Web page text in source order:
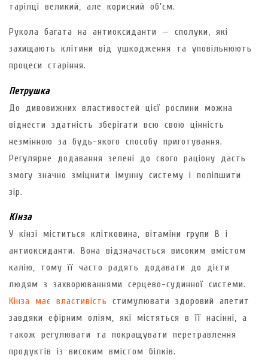
тарілці великий, але корисний об’єм.
Рукола багата на антиоксиданти — сполуки, які
захищають клітини від ушкодження та уповільнюють
процеси старіння.
Петрушка
До дивовижних властивостей цієї рослини можна
віднести здатність зберігати всю свою цінність
незмінною за будь-якого способу приготування.
Регулярне додавання зелені до свого раціону дасть
змогу значно зміцнити імунну систему і поліпшити
зір.
Кінза
У кінзі міститься клітковина, вітаміни групи B і
антиоксиданти. Вона відзначається високим вмістом
калію, тому її часто радять додавати до дієти
людям з захворюваннями серцево-судинної системи.
Кінза має властивість стимулювати здоровий апетит
завдяки ефірним оліям, які містяться в її насінні, а
також регулювати та покращувати перетравлення
продуктів із високим вмістом білків.